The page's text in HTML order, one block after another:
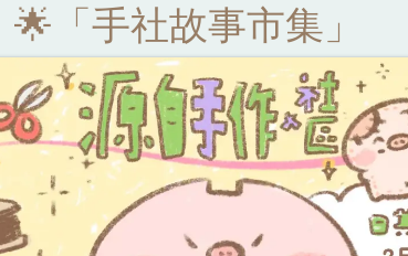
「手社故事市集」